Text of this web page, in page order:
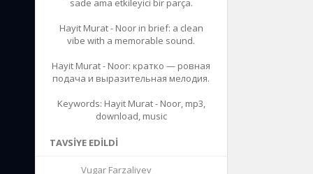
sade ama etkileyici bir parça.
Hayit Murat - Noor in brief: a clean
vibe with a memorable sound.
Hayit Murat - Noor: кратко — ровная
подача и выразительная мелодия.
Keywords: Hayit Murat - Noor, mp3,
download, music
TAVSIYE EDILDI
Vugar Farzaliyev